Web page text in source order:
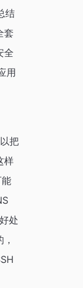
结
套
全
用
把
样
处